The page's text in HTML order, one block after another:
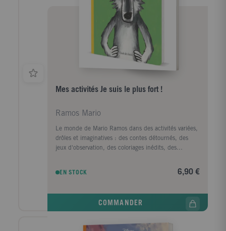
Mes activités Je suis le plus fort !
Ramos Mario
Le monde de Mario Ramos dans des activités variées,
drôles et imaginatives : des contes détournés, des
jeux d'observation, des coloriages inédits, des
plein d'autres surprises ! 24 pages d'activités drôles
EN STOCK 6,90 €
COMMANDER